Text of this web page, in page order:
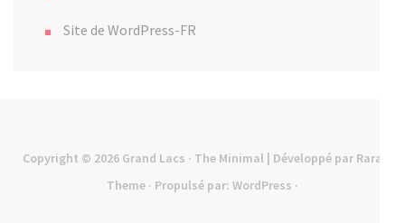
Site de WordPress-FR
Copyright © 2026 Grand Lacs · The Minimal | Développé par Rara
Theme · Propulsé par: WordPress ·